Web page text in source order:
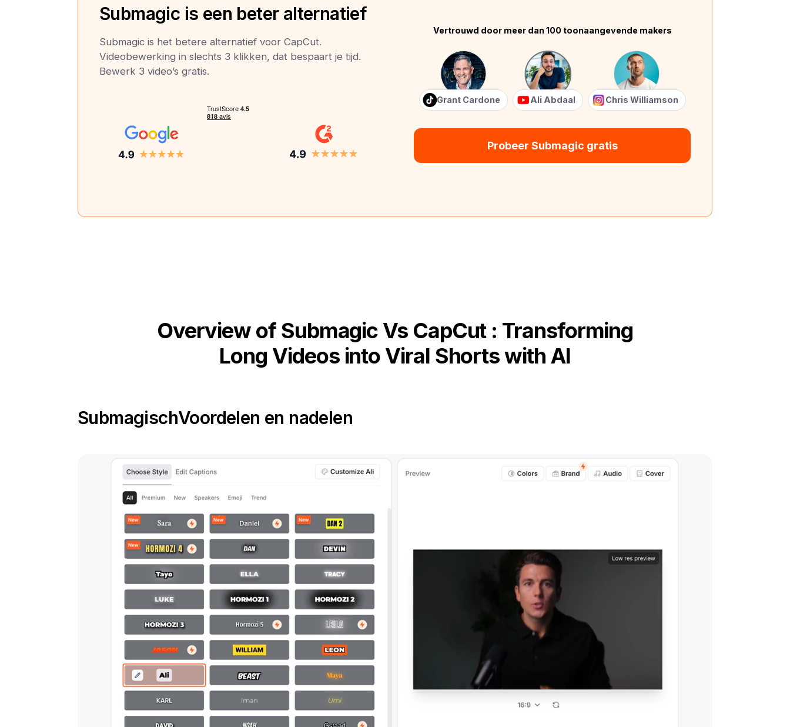
Submagic is een beter alternatief
Submagic is het betere alternatief voor CapCut.
Videobewerking in slechts 3 klikken, dat bespaart je tijd.
Bewerk 3 video’s gratis.
Vertrouwd door meer dan 100 toonaangevende makers
Grant Cardone Ali Abdaal Chris Williamson
Probeer Submagic gratis
Overview of Submagic Vs CapCut : Transforming
Long Videos into Viral Shorts with AI
SubmagischVoordelen en nadelen